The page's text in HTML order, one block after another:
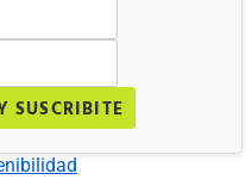
SUSCRIBITE